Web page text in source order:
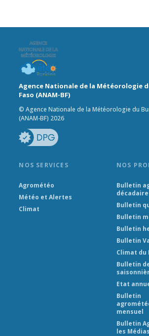
Agence Nationale de la Météorologie
Faso (ANAM-BF)
© Agence Nationale de la Météorologie du
(ANAM-BF) 2026
NOS SERVICES
Agrométéo
Météo et Alertes
Climat
NOS
Bulletin
décadaire
Bulletin
Bulletin
Bulletin
Bulletin
Climat du
Bulletin
Etat
Bulletin
mensuel
Bulletin
les Médias